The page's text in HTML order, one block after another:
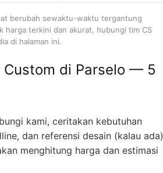
berubah sewaktu-waktu tergantung
harga terkini dan akurat, hubungi tim CS
di halaman ini.
Custom di Parselo — 5
kami, ceritakan kebutuhan
dan referensi desain (kalau ada)
menghitung harga dan estimasi